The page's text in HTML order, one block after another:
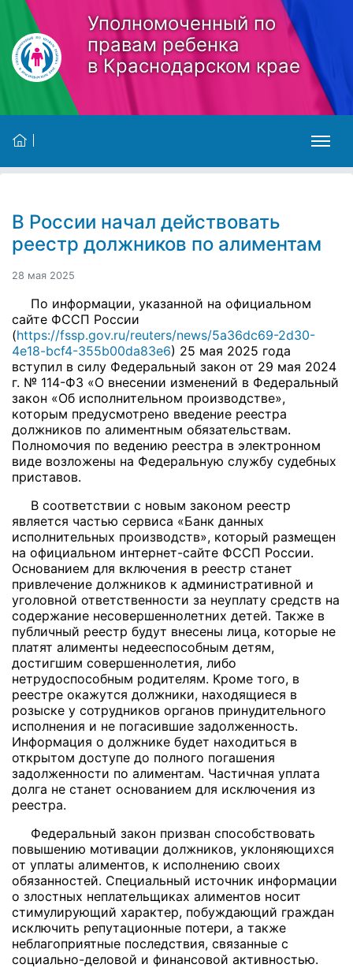
Skip to main content
Уполномоченный по
правам ребенка
в Краснодарском крае
В России начал действовать
реестр должников по алиментам
28 мая 2025
По информации, указанной на официальном
сайте ФССП России
(https://fssp.gov.ru/reuters/news/5a36dc69-2d30-
4e18-bcf4-355b00da83e6) 25 мая 2025 года
вступил в силу Федеральный закон от 29 мая 2024
г. № 114-ФЗ «О внесении изменений в Федеральный
закон «Об исполнительном производстве»,
которым предусмотрено введение реестра
должников по алиментным обязательствам.
Полномочия по ведению реестра в электронном
виде возложены на Федеральную службу судебных
приставов.
В соответствии с новым законом реестр
является частью сервиса «Банк данных
исполнительных производств», который размещен
на официальном интернет-сайте ФССП России.
Основанием для включения в реестр станет
привлечение должников к административной и
уголовной ответственности за неуплату средств на
содержание несовершеннолетних детей. Также в
публичный реестр будут внесены лица, которые не
платят алименты недееспособным детям,
достигшим совершеннолетия, либо
нетрудоспособным родителям. Кроме того, в
реестре окажутся должники, находящиеся в
розыске у сотрудников органов принудительного
исполнения и не погасившие задолженность.
Информация о должнике будет находиться в
открытом доступе до полного погашения
задолженности по алиментам. Частичная уплата
долга не станет основанием для исключения из
реестра.
Федеральный закон призван способствовать
повышению мотивации должников, уклоняющихся
от уплаты алиментов, к исполнению своих
обязанностей. Специальный источник информации
о злостных неплательщиках алиментов носит
стимулирующий характер, побуждающий граждан
исключить репутационные потери, а также
неблагоприятные последствия, связанные с
социально-деловой и финансовой активностью.